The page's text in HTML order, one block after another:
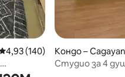
оценка: 4,93 от 5,
4,93 (140)
Кондо –
Студио за 4